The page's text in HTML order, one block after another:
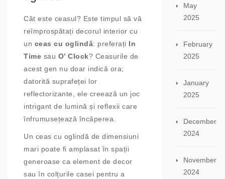
Cât este ceasul? Este timpul să vă
reîmprospătați decorul interior cu
un ceas cu oglindă: preferați In
Time sau O’ Clock? Ceasurile de
acest gen nu doar indică ora;
datorită suprafeței lor
reflectorizante, ele creează un joc
intrigant de lumină și reflexii care
înfrumusețează încăperea.
Un ceas cu oglindă de dimensiuni
mari poate fi amplasat în spații
generoase ca element de decor
sau în colțurile casei pentru a
May
2025
February
2025
January
2025
December
2024
November
2024